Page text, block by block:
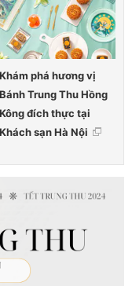
Khám phá hương vị
Bánh Trung Thu Hồng
Kông đích thực tại
Khách sạn Hà Nội